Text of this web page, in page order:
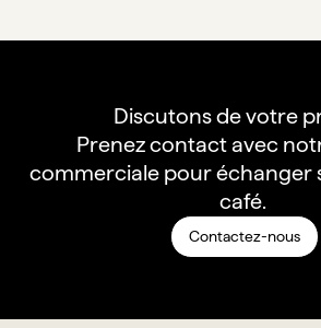
Discutons de votre
Prenez contact avec
commerciale pour échanger
Contactez-nous